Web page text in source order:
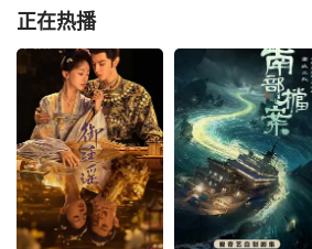
正在热播